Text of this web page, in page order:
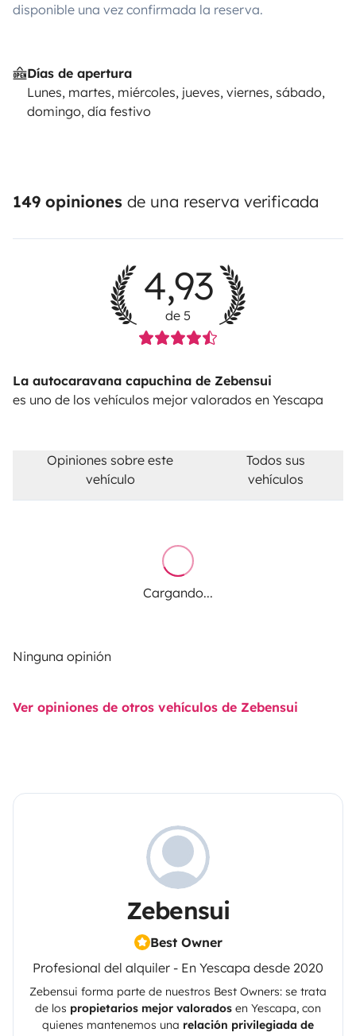
disponible una vez confirmada la reserva.
Días de apertura
Lunes, martes, miércoles, jueves, viernes, sábado,
domingo, día festivo
149 opiniones de una reserva verificada
4,93
de 5
La autocaravana capuchina de Zebensui
es uno de los vehículos mejor valorados en Yescapa
Opiniones sobre este
vehículo
Todos sus
vehículos
Cargando...
Ninguna opinión
Ver opiniones de otros vehículos de Zebensui
Zebensui
Best Owner
Profesional del alquiler - En Yescapa desde 2020
Zebensui forma parte de nuestros Best Owners: se trata
de los propietarios mejor valorados en Yescapa, con
quienes mantenemos una relación privilegiada de